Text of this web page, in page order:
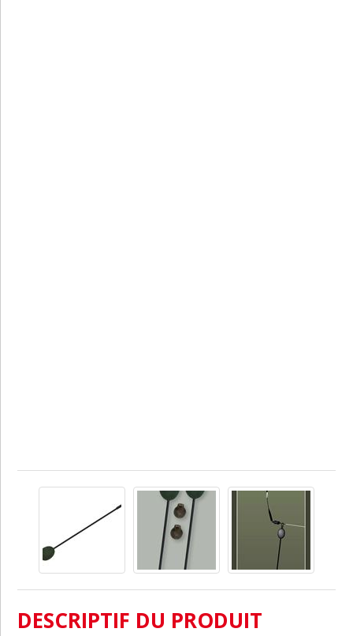
DESCRIPTIF DU PRODUIT